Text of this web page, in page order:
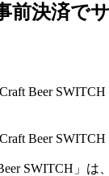
前決済で
Beer
Beer
SWITCH」